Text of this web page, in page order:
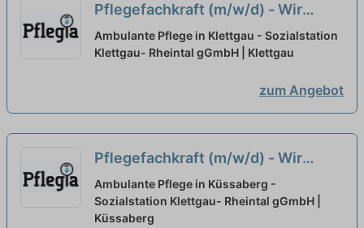
Pflegefachkraft (m/w/d) - Wir
bemühen uns um top
Arbeitsbedingungen!
neu
Ambulante Pflege in Klettgau - Sozialstation
Klettgau- Rheintal gGmbH | Klettgau
zum Angebot
Pflegefachkraft (m/w/d) - Wir
sorgen für top
Arbeitsbedingungen! neu
Ambulante Pflege in Küssaberg -
Sozialstation Klettgau- Rheintal gGmbH |
Küssaberg